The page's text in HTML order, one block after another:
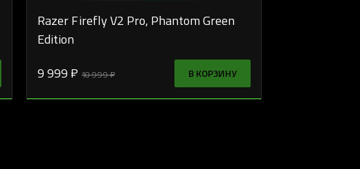
Razer Firefly V2 Pro, Phantom Green
Edition
9 999 ₽ 10 999 ₽ В КОРЗИНУ